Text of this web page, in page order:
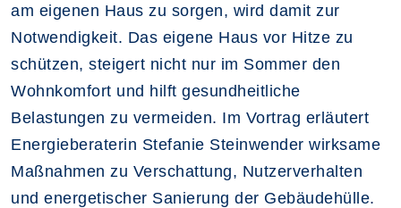
am eigenen Haus zu sorgen, wird damit zur
Notwendigkeit. Das eigene Haus vor Hitze zu
schützen, steigert nicht nur im Sommer den
Wohnkomfort und hilft gesundheitliche
Belastungen zu vermeiden. Im Vortrag erläutert
Energieberaterin Stefanie Steinwender wirksame
Maßnahmen zu Verschattung, Nutzerverhalten
und energetischer Sanierung der Gebäudehülle.